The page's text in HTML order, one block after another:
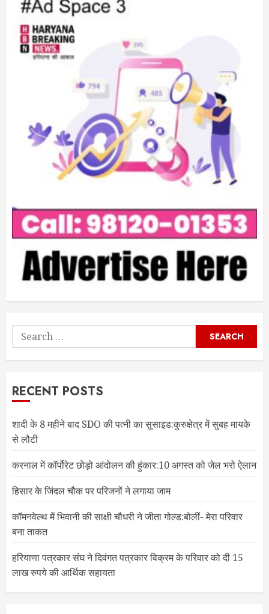
Search
for:
RECENT POSTS
शादी के 8 महीने बाद SDO की पत्नी का सुसाइड:कुरुक्षेत्र में सुबह मायके
से लौटी
करनाल में कॉर्पोरेट छोड़ो आंदोलन की हुंकार:10 अगस्त को जेल भरो ऐलान
हिसार के जिंदल चौक पर परिजनों ने लगाया जाम
कॉमनवेल्थ में भिवानी की साक्षी चौधरी ने जीता गोल्ड:बोलीं- मेरा परिवार
बना ताकत
हरियाणा पत्रकार संघ ने दिवंगत पत्रकार विक्रम के परिवार को दी 15
लाख रुपये की आर्थिक सहायता